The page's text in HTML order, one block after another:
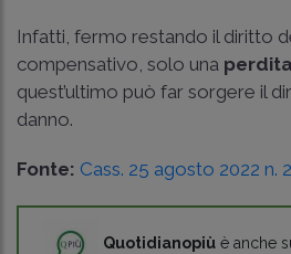
Infatti, fermo restando il diritto
compensativo, solo una
quest’ultimo può far sorgere il
danno.
Fonte: Cass. 25 agosto 2022 n.
Quotidianopiù è anche